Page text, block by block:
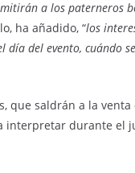
a los paterneros
ha añadido, “los
día del evento, cuándo
que saldrán a la
interpretar durante el